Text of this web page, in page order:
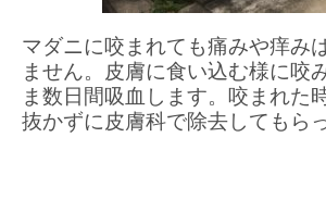
マダニに咬まれても痛みや痒み
ません。皮膚に食い込む様に咬
ま数日間吸血します。咬まれた
抜かずに皮膚科で除去してもら